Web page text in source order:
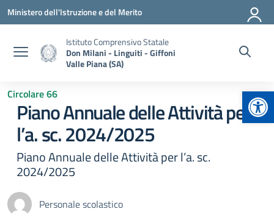
Vai ai contenuti
Vai al menu di navigazione
Vai al footer
Ministero dell'Istruzione e del Merito
Istituto Comprensivo Statale
Don Milani - Linguiti - Giffoni
Valle Piana (SA)
Circolare 66
Piano Annuale delle Attività per
l’a. sc. 2024/2025
Piano Annuale delle Attività per l’a. sc.
2024/2025
Personale scolastico